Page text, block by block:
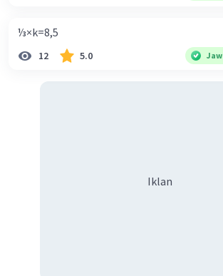
⅓×k=8,5
12 5.0
Iklan